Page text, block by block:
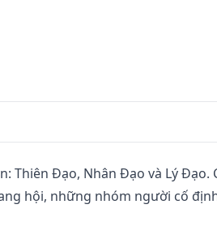
Thiên Đạo, Nhân Đạo và Lý Đạo.
hội, những nhóm người cố